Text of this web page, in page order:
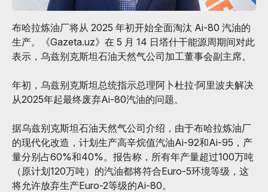
布哈拉炼油厂将从 2025 年初开始全面淘汰 Ai-80 汽油的
生产。《Gazeta.uz》在 5 月 14 日塔什干能源周期间对此
表示，乌兹别克斯坦石油天然气公司加工董事会副主席。
年初，乌兹别克斯坦总统指示总理阿卜杜拉·阿里波夫解决
从2025年起最终废弃Ai-80汽油的问题。
据乌兹别克斯坦石油天然气公司介绍，由于布哈拉炼油厂
的现代化改造，计划生产高辛烷值汽油Ai-92和Ai-95，产
量分别占60%和40%。报告称，所有年产量超过100万吨
（原计划120万吨）的汽油都将符合Euro-5环境等级，这
将允许放弃生产Euro-2等级的Ai-80。